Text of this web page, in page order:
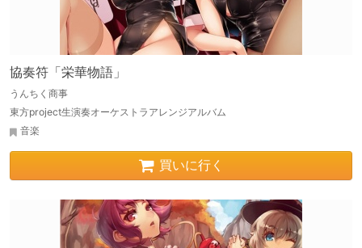
協奏符「栄華物語」
うんちく商事
東方project生演奏オーケストラアレンジアルバム
音楽
買いに行く